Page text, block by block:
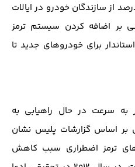
امریکا اعلام کرد که ۹۹ درصد از سازندگان خودرو در ایالات
بر اضافه کردن سیستم ترمز
برای خودرو‌های جدید تا
به سرعت در حال راهیابی به
بر اساس گزارشات پلیس نشان
ترمز اضطراری سبب کاهش